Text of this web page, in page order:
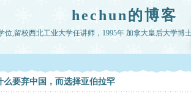
hechun的博客
位,留校西北工业大学任讲师，1995年 加拿大皇后大学博
么要弃中国，而选择亚伯拉罕